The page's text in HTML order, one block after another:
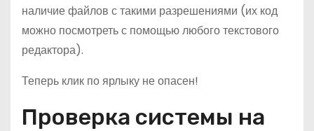
наличие файлов с такими разрешениями (их код
можно посмотреть с помощью любого текстового
редактора).
Теперь клик по ярлыку не опасен!
Проверка системы на